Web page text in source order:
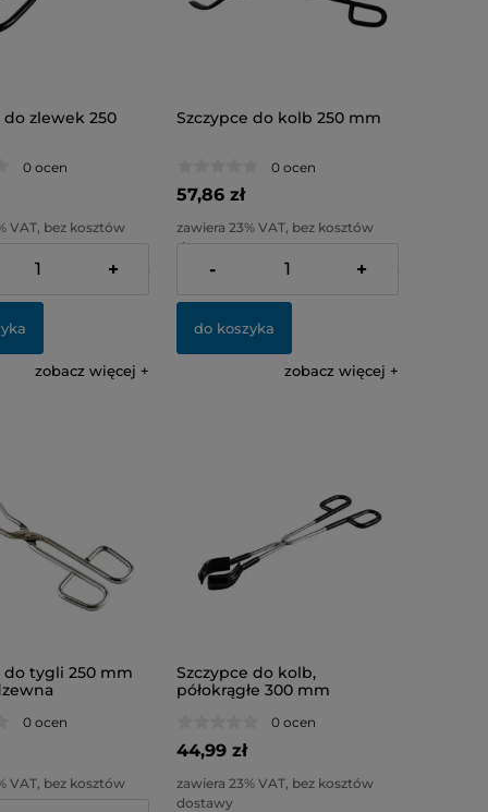
do zlewek 250
0 ocen
VAT, bez kosztów
40,18 zł
+
zobacz więcej
Szczypce do kolb 250 mm
0 ocen
57,86 zł
zawiera 23% VAT, bez kosztów
dostawy
Cena netto:
47,04 zł
- +
do koszyka
zobacz więcej
do tygli 250 mm
0 ocen
VAT, bez kosztów
Szczypce do kolb,
półokrągłe 300 mm
0 ocen
44,99 zł
zawiera 23% VAT, bez kosztów
dostawy